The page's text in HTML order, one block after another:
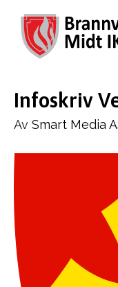
Infoskriv
Av Smart Media